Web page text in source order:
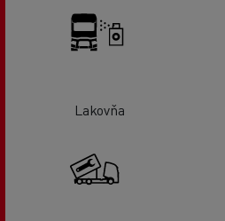
Lakovňa